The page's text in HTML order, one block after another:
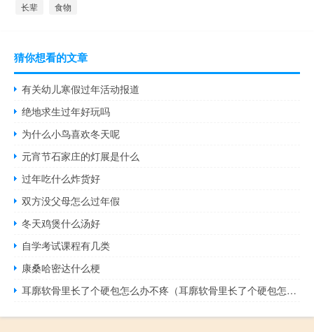
长辈 食物
猜你想看的文章
有关幼儿寒假过年活动报道
绝地求生过年好玩吗
为什么小鸟喜欢冬天呢
元宵节石家庄的灯展是什么
过年吃什么炸货好
双方没父母怎么过年假
冬天鸡煲什么汤好
自学考试课程有几类
康桑哈密达什么梗
耳廓软骨里长了个硬包怎么办不疼（耳廓软骨里长了个硬包怎么办）